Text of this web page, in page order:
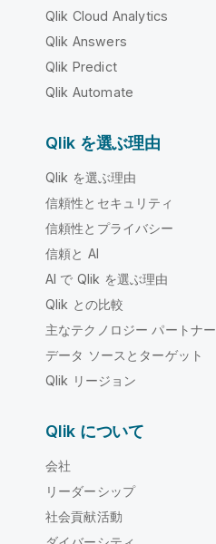
Qlik Cloud Analytics
Qlik Answers
Qlik Predict
Qlik Automate
Qlik を選ぶ理由
Qlik を選ぶ理由
信頼性とセキュリティ
信頼性とプライバシー
信頼と AI
AI で Qlik を選ぶ理由
Qlik との比較
主なテクノロジー パートナー
データ ソースとターゲット
Qlik リージョン
Qlik について
会社
リーダーシップ
社会貢献活動